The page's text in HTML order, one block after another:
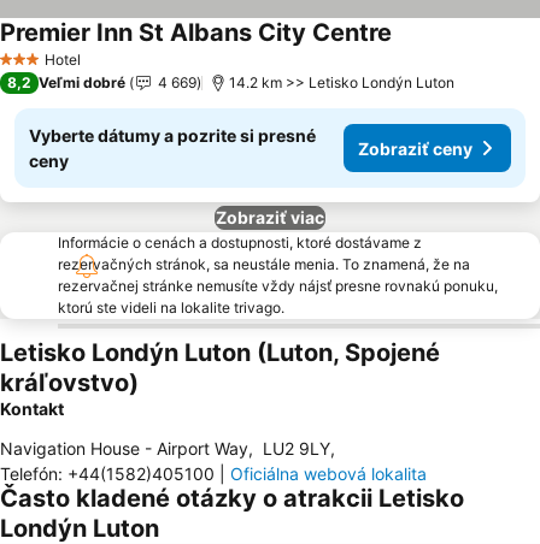
3 Počet hviezdičiek
Hotel
Premier Inn St Albans City Centre
8,2 Veľmi dobré 4 669 14.2 km >> Letisko Londýn Luton
Vyberte dátumy a pozrite si presné
ceny
Zobraziť ceny
Zobraziť viac
Informácie o cenách a dostupnosti, ktoré dostávame z
rezervačných stránok, sa neustále menia. To znamená, že na
rezervačnej stránke nemusíte vždy nájsť presne rovnakú ponuku,
ktorú ste videli na lokalite trivago.
Letisko Londýn Luton (Luton, Spojené
kráľovstvo)
Kontakt
Navigation House - Airport Way, LU2 9LY,
Telefón: +44(1582)405100 Oficiálna webová lokalita
Často kladené otázky o atrakcii Letisko
Londýn Luton